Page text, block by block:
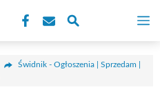
Świdnik - Ogłoszenia | Sprzedam |